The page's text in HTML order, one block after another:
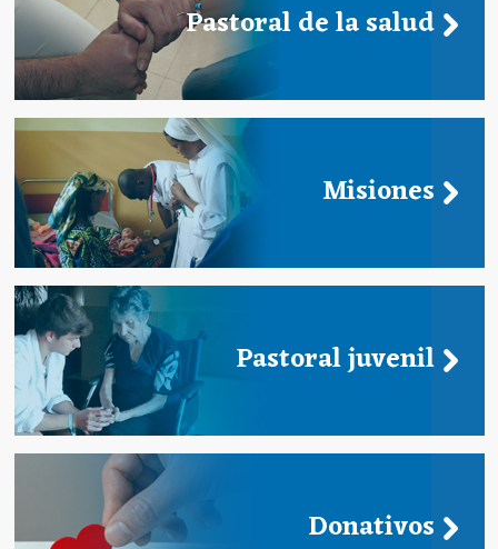
Pastoral de la salud
Misiones
Pastoral juvenil
Donativos